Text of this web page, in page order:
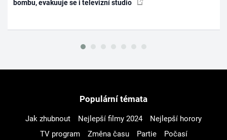
bombu, evakuuje se i televizní studio
Populární témata
Jak zhubnout Nejlepší filmy 2024
Nejlepší horory
TV program
Změna času Partie
Počasí